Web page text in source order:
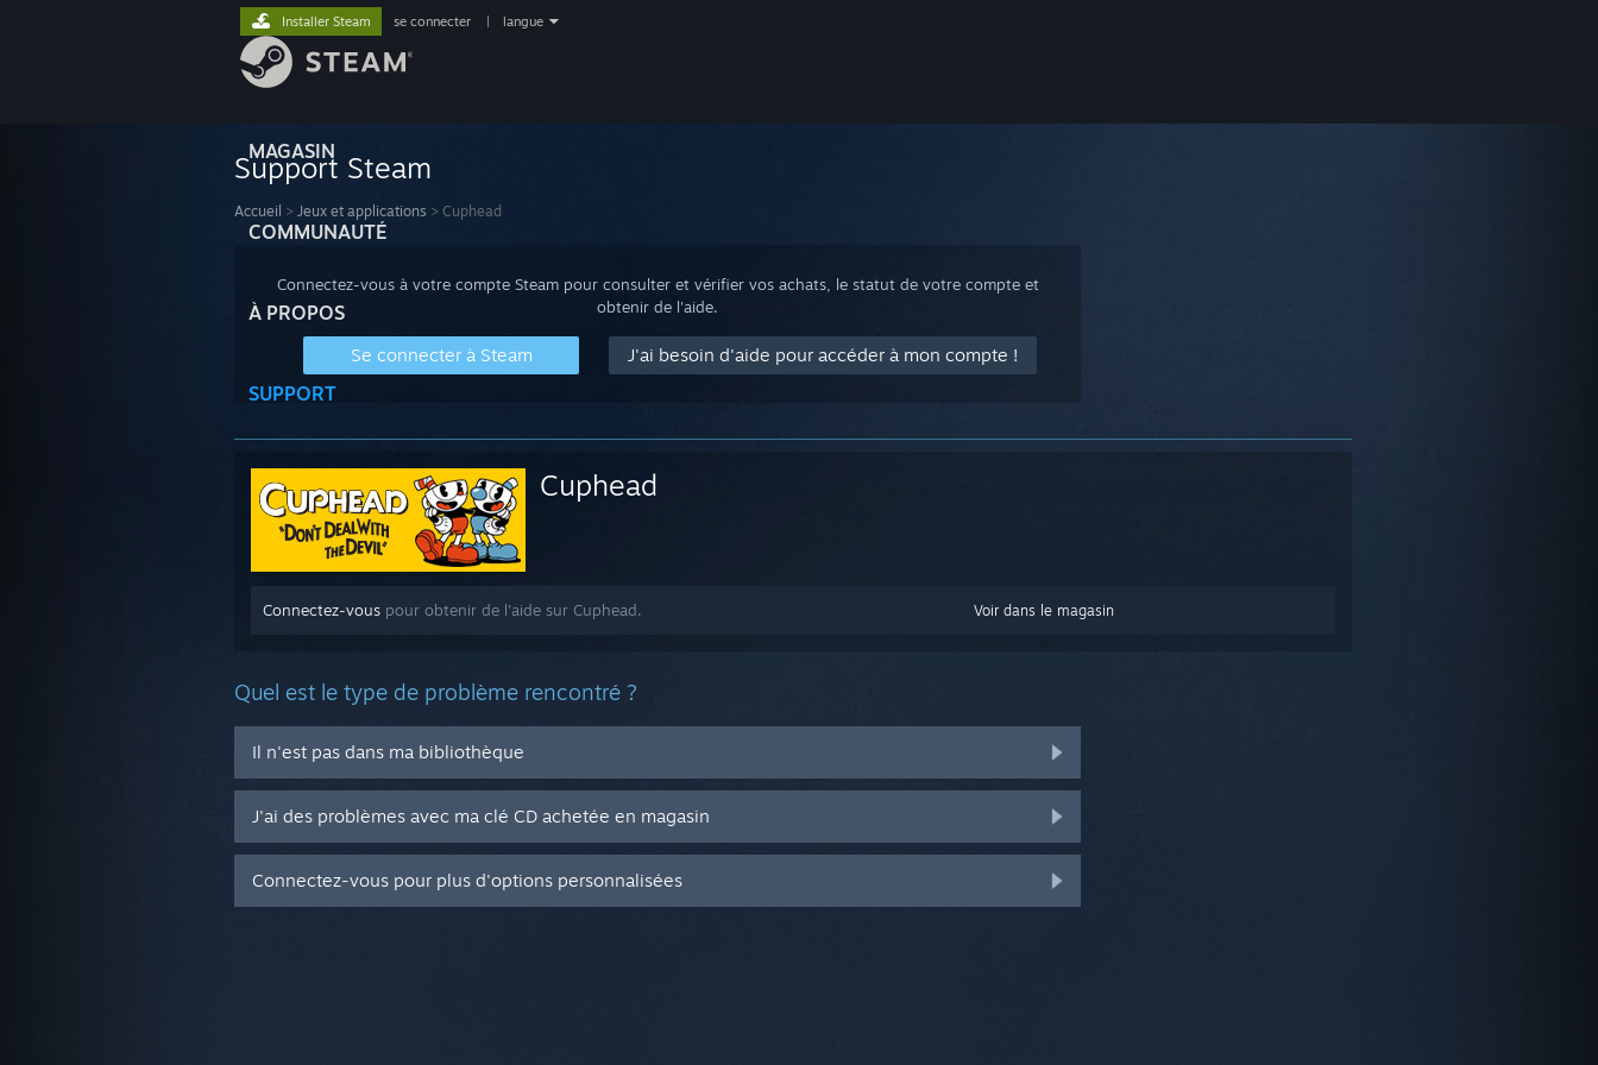
MAGASIN
COMMUNAUTÉ
À PROPOS
SUPPORT
Installer Steam se connecter langue
Support Steam
Accueil > Jeux et applications > Cuphead
Connectez-vous à votre compte Steam pour consulter et vérifier vos achats, le statut de votre compte et
obtenir de l'aide.
Se connecter à Steam J'ai besoin d'aide pour accéder à mon compte !
Cuphead
Voir dans le magasin
Connectez-vous pour obtenir de l'aide sur Cuphead.
Quel est le type de problème rencontré ?
Il n'est pas dans ma bibliothèque
J'ai des problèmes avec ma clé CD achetée en magasin
Connectez-vous pour plus d'options personnalisées